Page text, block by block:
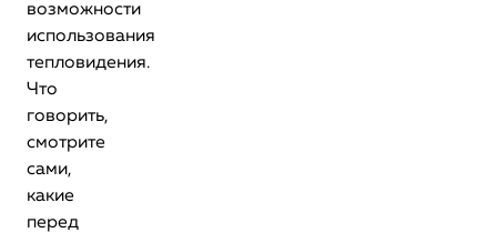
возможности
использования
тепловидения.
Что
говорить,
смотрите
сами,
какие
перед